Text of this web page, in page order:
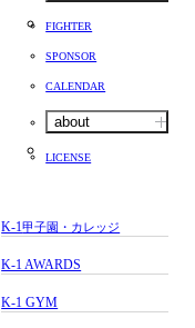
FIGHTER
SPONSOR
CALENDAR
about
LICENSE
K-1甲子園・カレッジ
K-1 AWARDS
K-1 GYM